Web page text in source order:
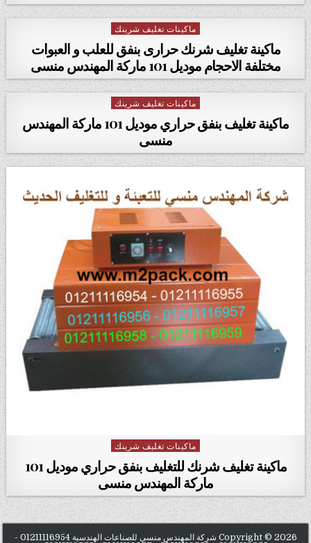
Posted in
ماكينات تغليف شرينك
ماكينة تغليف شرنك حرارى بنفق للعلب و العبوات
مختلفة الاحجام موديل 101 ماركة المهندس منسى
Posted in
ماكينات تغليف شرينك
ماكينة تغليف بنفق حراري موديل 101 ماركة المهندس
منسى
Posted in
ماكينات تغليف شرينك
ماكينة تغليف شرنك للتغليف بنفق حراري موديل 101
ماركة المهندس منسى
Copyright © 2026 شركة المهندس منسي للصناعات الهندسية 01211116954 -